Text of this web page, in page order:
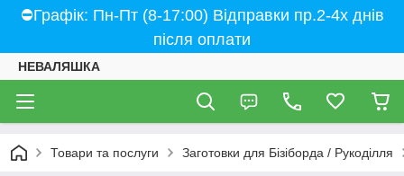
⛔Графік: Пн-Пт (8-17:00) Відправки пр.2-4х днів
після оплати
НЕВАЛЯШКА
Товари та послуги Заготовки для Бізіборда / Рукоділля